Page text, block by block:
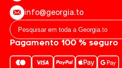
info@georgia.to
Pagamento 100 % seguro